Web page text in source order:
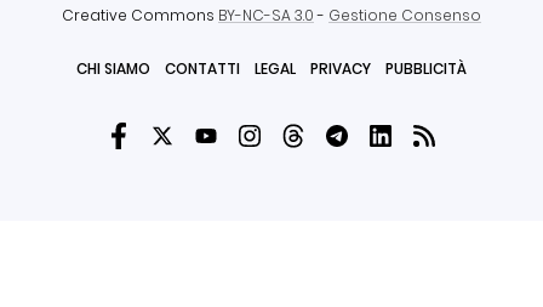
Creative Commons BY-NC-SA 3.0- Gestione Consenso
CHI SIAMO CONTATTI LEGAL PRIVACY PUBBLICITÀ